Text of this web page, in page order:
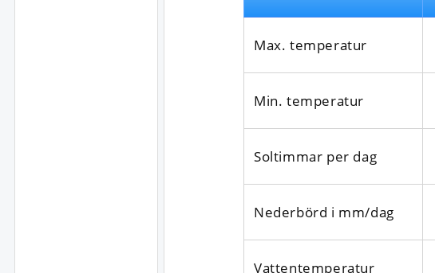
Max. temperatur
Min. temperatur
Soltimmar per dag
Nederbörd i mm/dag
Vattentemperatur